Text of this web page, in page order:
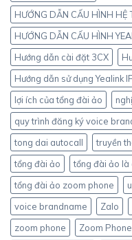
HƯỚNG DẪN CẤU HÌNH HỆ
HƯỚNG DẪN CẤU HÌNH
Hướng dẫn cài đặt 3CX
Hướng dẫn sử dụng Yealink
lợi ích của tổng đài ảo
quy trình đăng ký voice
tong dai autocall
truyền
tổng đài ảo
tổng đài ảo là
tổng đài ảo zoom phone
voice brandname
Zalo
zoom phone
Zoom